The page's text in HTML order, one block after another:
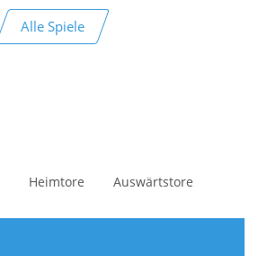
Alle Spiele
Heimtore Auswärtstore